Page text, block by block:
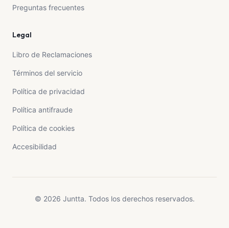
Preguntas frecuentes
Legal
Libro de Reclamaciones
Términos del servicio
Política de privacidad
Política antifraude
Política de cookies
Accesibilidad
© 2026 Juntta. Todos los derechos reservados.